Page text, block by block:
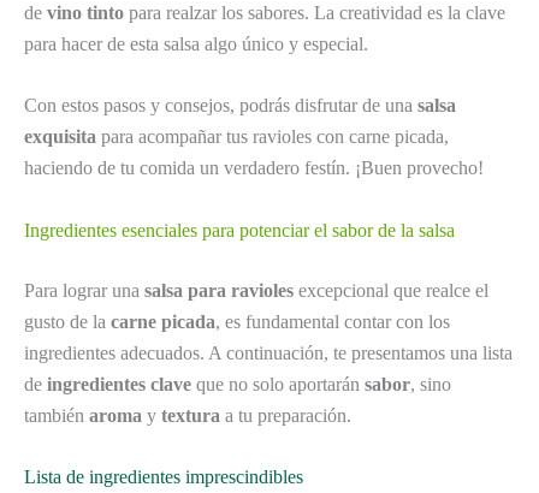
de vino tinto para realzar los sabores. La creatividad es la clave
para hacer de esta salsa algo único y especial.
Con estos pasos y consejos, podrás disfrutar de una salsa
exquisita para acompañar tus ravioles con carne picada,
haciendo de tu comida un verdadero festín. ¡Buen provecho!
Ingredientes esenciales para potenciar el sabor de la salsa
Para lograr una salsa para ravioles excepcional que realce el
gusto de la carne picada, es fundamental contar con los
ingredientes adecuados. A continuación, te presentamos una lista
de ingredientes clave que no solo aportarán sabor, sino
también aroma y textura a tu preparación.
Lista de ingredientes imprescindibles